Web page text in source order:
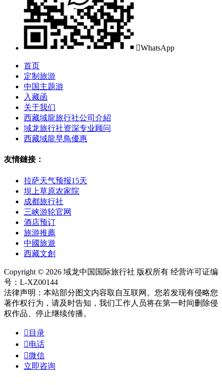
WhatsApp
首页
定制旅游
中国主题游
入藏函
关于我们
西藏域龍旅行社公司介紹
域龙旅行社资深专业顾问
西藏域龍早鳥優惠
友情鏈接：
拉萨天气预报15天
坝上草原农家院
成都旅行社
三峡游轮官网
酒店预订
旅游推薦
中國旅遊
西藏文創
Copyright © 2026 域龙中国国际旅行社 版权所有 经营许可证编
号：L-XZ00144
法律声明：本站部分图文内容取自互联网。您若发现有侵略您
著作权行为，请及时告知，我们工作人员将在第一时间删除侵
权作品、停止继续传播。
 目录
电话
微信
立即咨询